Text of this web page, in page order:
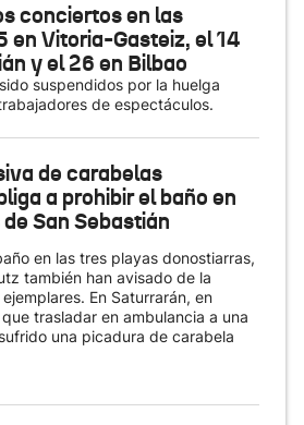
conciertos en las
en Vitoria-Gasteiz, el 14
y el 26 en Bilbao
suspendidos por la huelga
de espectáculos.
de carabelas
a prohibir el baño en
San Sebastián
en las tres playas donostiarras,
también han avisado de la
En Saturrarán, en
trasladar en ambulancia a una
una picadura de carabela